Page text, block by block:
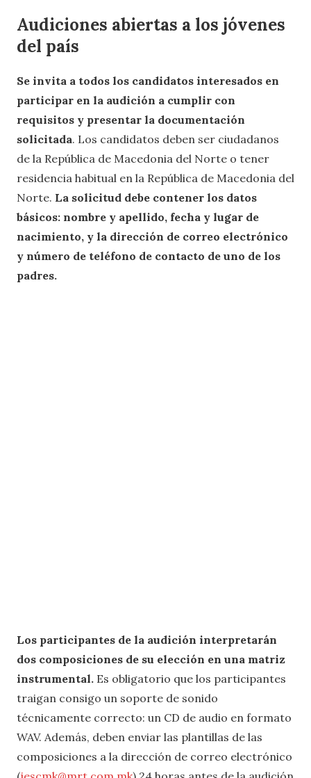
Audiciones abiertas a los jóvenes
del país
Se invita a todos los candidatos interesados en
participar en la audición a cumplir con
requisitos y presentar la documentación
solicitada. Los candidatos deben ser ciudadanos
de la República de Macedonia del Norte o tener
residencia habitual en la República de Macedonia del
Norte. La solicitud debe contener los datos
básicos: nombre y apellido, fecha y lugar de
nacimiento, y la dirección de correo electrónico
y número de teléfono de contacto de uno de los
padres.
Los participantes de la audición interpretarán
dos composiciones de su elección en una matriz
instrumental. Es obligatorio que los participantes
traigan consigo un soporte de sonido
técnicamente correcto: un CD de audio en formato
WAV. Además, deben enviar las plantillas de las
composiciones a la dirección de correo electrónico